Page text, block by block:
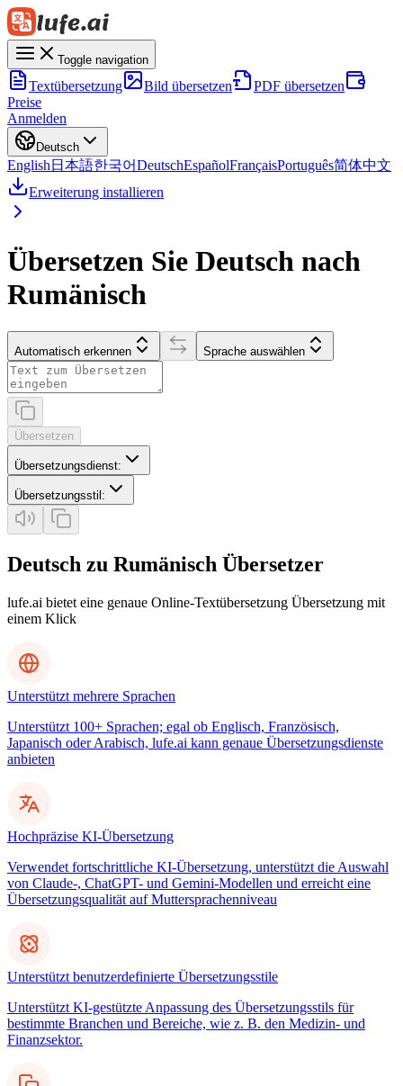
Toggle navigation
Textübersetzung Bild übersetzen
PDF übersetzen
Preise
Anmelden
Deutsch
English 日本語한국어DeutschEspañolFrançaisPortuguês简体中文
Erweiterung installieren
Übersetzen Sie Deutsch nach
Rumänisch
Automatisch erkennen Sprache auswählen
Übersetzen
Übersetzungsdienst:
Übersetzungsstil :
Deutsch zu Rumänisch Übersetzer
lufe.ai bietet eine genaue Online-Textübersetzung Übersetzung mit
einem Klick
Unterstützt mehrere Sprachen
Unterstützt 100+ Sprachen; egal ob Englisch, Französisch,
Japanisch oder Arabisch, lufe.ai kann genaue Übersetzungsdienste
anbieten
Hochpräzise KI-Übersetzung
Verwendet fortschrittliche KI-Übersetzung, unterstützt die Auswahl
von Claude-, ChatGPT- und Gemini-Modellen und erreicht eine
Übersetzungsqualität auf Muttersprachenniveau
Unterstützt benutzerdefinierte Übersetzungsstile
Unterstützt KI-gestützte Anpassung des Übersetzungsstils für
bestimmte Branchen und Bereiche, wie z. B. den Medizin- und
Finanzsektor.